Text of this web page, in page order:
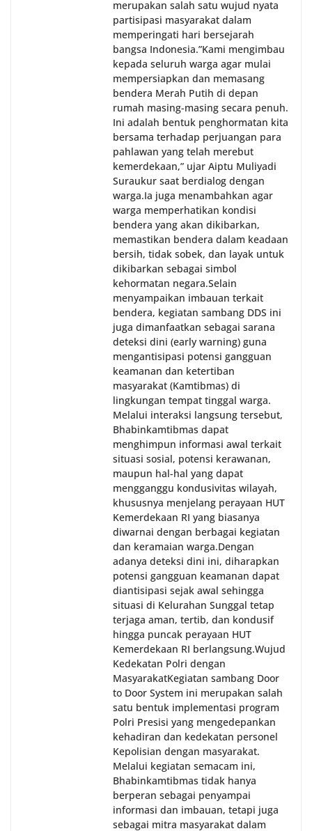
merupakan salah satu wujud nyata
partisipasi masyarakat dalam
memperingati hari bersejarah
bangsa Indonesia.‎‎”Kami mengimbau
kepada seluruh warga agar mulai
mempersiapkan dan memasang
bendera Merah Putih di depan
rumah masing-masing secara penuh.
Ini adalah bentuk penghormatan kita
bersama terhadap perjuangan para
pahlawan yang telah merebut
kemerdekaan,” ujar Aiptu Muliyadi
Suraukur saat berdialog dengan
warga.‎‎Ia juga menambahkan agar
warga memperhatikan kondisi
bendera yang akan dikibarkan,
memastikan bendera dalam keadaan
bersih, tidak sobek, dan layak untuk
dikibarkan sebagai simbol
kehormatan negara.‎‎‎Selain
menyampaikan imbauan terkait
bendera, kegiatan sambang DDS ini
juga dimanfaatkan sebagai sarana
deteksi dini (early warning) guna
mengantisipasi potensi gangguan
keamanan dan ketertiban
masyarakat (Kamtibmas) di
lingkungan tempat tinggal warga.
Melalui interaksi langsung tersebut,
Bhabinkamtibmas dapat
menghimpun informasi awal terkait
situasi sosial, potensi kerawanan,
maupun hal-hal yang dapat
mengganggu kondusivitas wilayah,
khususnya menjelang perayaan HUT
Kemerdekaan RI yang biasanya
diwarnai dengan berbagai kegiatan
dan keramaian warga.‎‎Dengan
adanya deteksi dini ini, diharapkan
potensi gangguan keamanan dapat
diantisipasi sejak awal sehingga
situasi di Kelurahan Sunggal tetap
terjaga aman, tertib, dan kondusif
hingga puncak perayaan HUT
Kemerdekaan RI berlangsung.‎‎Wujud
Kedekatan Polri dengan
Masyarakat‎Kegiatan sambang Door
to Door System ini merupakan salah
satu bentuk implementasi program
Polri Presisi yang mengedepankan
kehadiran dan kedekatan personel
Kepolisian dengan masyarakat.
Melalui kegiatan semacam ini,
Bhabinkamtibmas tidak hanya
berperan sebagai penyampai
informasi dan imbauan, tetapi juga
sebagai mitra masyarakat dalam